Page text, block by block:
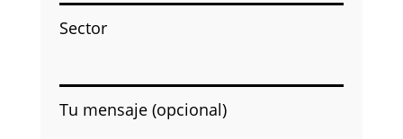
Sector
Tu mensaje (opcional)